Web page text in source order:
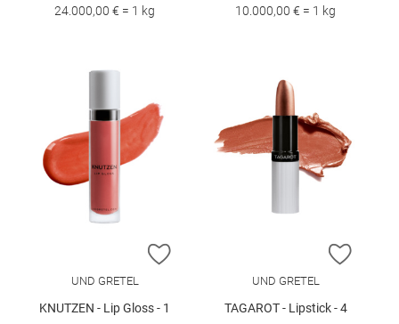
24.000,00 € = 1 kg 10.000,00 € = 1 kg
ZUR WUNSCHLISTE HINZUFÜGEN
UND GRETEL
KNUTZEN - Lip Gloss - 1
ZUR
UND GRETEL
TAGAROT - Lipstick - 4